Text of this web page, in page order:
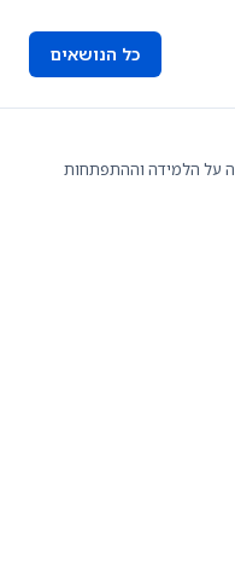
כל הנושאים
על הלמידה וההתפתחות